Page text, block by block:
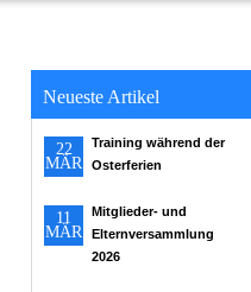
Neueste Artikel
22
MÄR
Training während der
Osterferien
11
MÄR
Mitglieder- und
Elternversammlung
2026